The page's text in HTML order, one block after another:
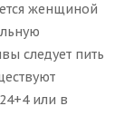
женщиной
следует пить
или в